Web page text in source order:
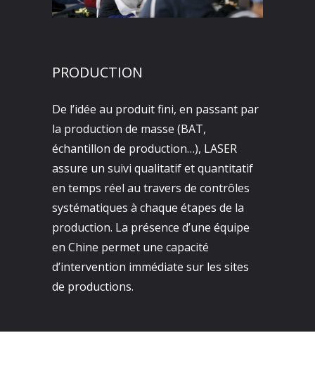
PRODUCTION
De l’idée au produit fini, en passant par
la production de masse (BAT,
échantillon de production…), LASER
assure un suivi qualitatif et quantitatif
en temps réel au travers de contrôles
systématiques à chaque étapes de la
production. La présence d’une équipe
en Chine permet une capacité
d’intervention immédiate sur les sites
de productions.